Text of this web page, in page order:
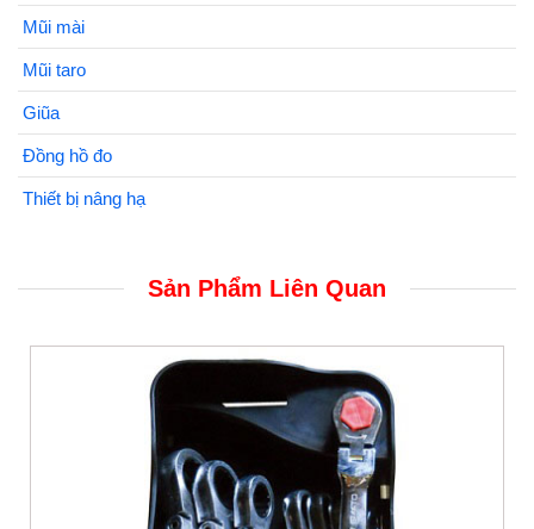
Mũi mài
Mũi taro
Giũa
Đồng hồ đo
Thiết bị nâng hạ
Sản Phẩm Liên Quan